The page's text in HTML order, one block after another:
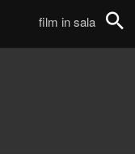
film in sala